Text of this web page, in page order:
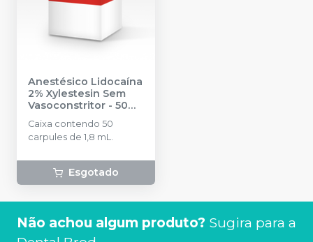
Anestésico Lidocaína
2% Xylestesin Sem
Vasoconstritor - 50
carpules (1,8 mL
cada)-CRISTÁLIA
Caixa contendo 50
carpules de 1,8 mL.
Esgotado
Não achou algum produto? Sugira para a